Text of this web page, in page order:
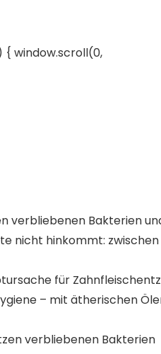
{ window.scroll(0,
verbliebenen Bakterien
nicht hinkommt: zwischen
für
– mit ätherischen
verbliebenen Bakterien